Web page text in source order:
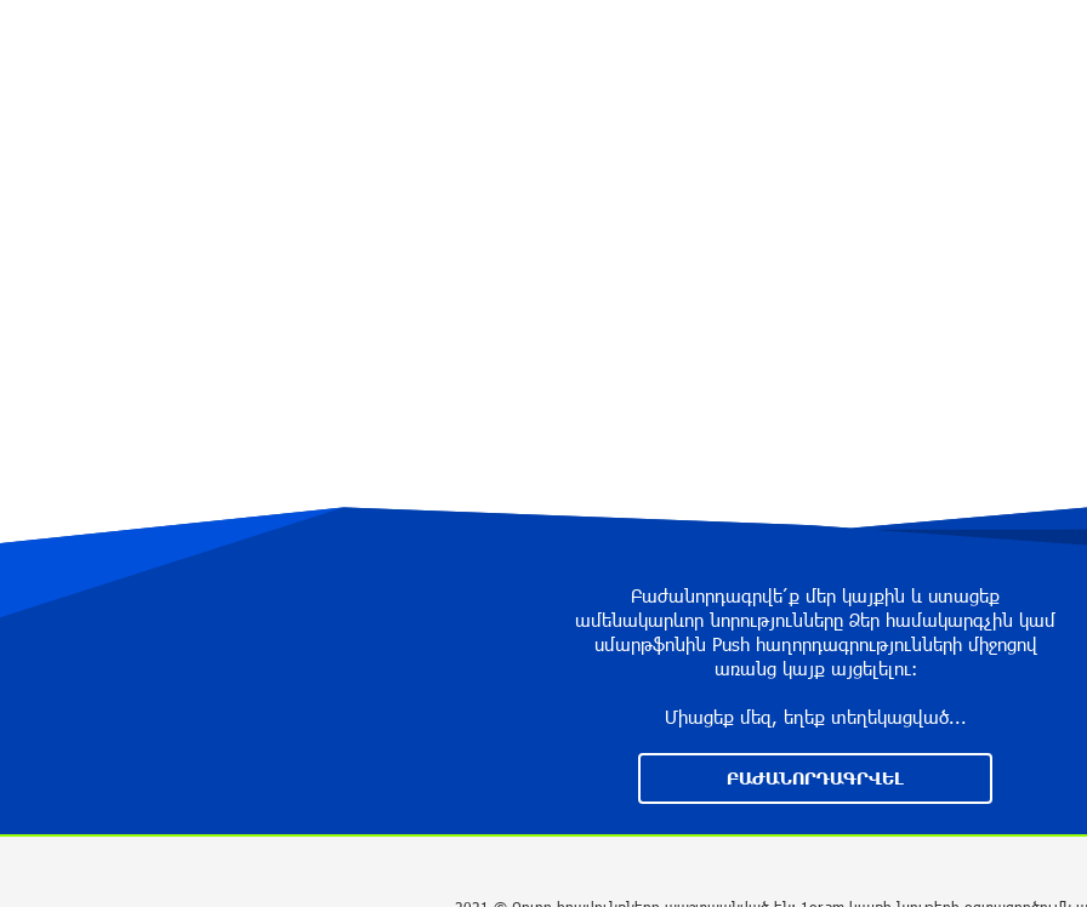
Բաժանորդագրվե՛ք մեր կայքին և ստացեք
ամենակարևոր նորությունները Ձեր համակարգչին կամ
սմարթֆոնին Push հաղորդագրությունների միջոցով
առանց կայք այցելելու։
Միացեք մեզ, եղեք տեղեկացված...
ԲԱԺԱՆՈՐԴԱԳՐՎԵԼ